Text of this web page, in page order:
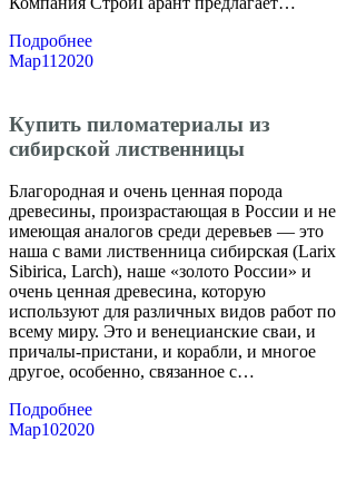
Подробнее
Мар11 2020
Купить пиломатериалы из
сибирской лиственницы
Благородная и очень ценная порода
древесины, произрастающая в России и не
имеющая аналогов среди деревьев — это
наша с вами лиственница сибирская (Larix
Sibirica, Larch), наше «золото России» и
очень ценная древесина, которую
используют для различных видов работ по
всему миру. Это и венецианские сваи, и
причалы-пристани, и корабли, и многое
другое, особенно, связанное с…
Подробнее
Мар102020